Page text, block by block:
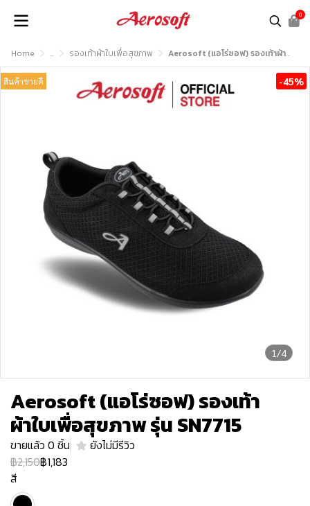
0
Home ... รองเท้าผ้าใบเพื่อสุขภาพ Aerosoft (แอโร่ซอฟ) รองเท้าผ้าใบเพื่อสุขภาพ รุ่น SN7715
1/4
สินค้าขายดี -45%
Aerosoft (แอโร่ซอฟ) รองเท้า
ผ้าใบเพื่อสุขภาพ รุ่น SN7715
ขายแล้ว 0 ชิ้น
ยังไม่มีรีวิว
฿2,150฿1,183
สี